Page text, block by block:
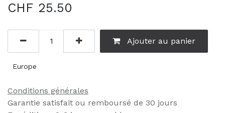
CHF 25.50
Ajouter au panier
Europe
Conditions générales
Garantie satisfait ou remboursé de 30 jours